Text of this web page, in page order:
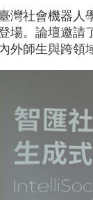
灣社會機器人
場。論壇邀
外師生與跨領